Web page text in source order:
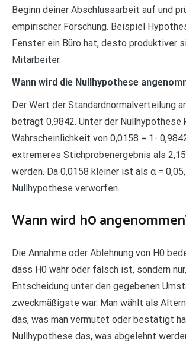
Beginn deiner Abschlussarbeit auf und
empirischer Forschung. Beispiel
Fenster ein Büro hat, desto produktiver
Mitarbeiter.
Wann wird die Nullhypothese
Der Wert der Standardnormalverteilung
beträgt 0,9842. Unter der Nullhypothese
Wahrscheinlichkeit von 0,0158 = 1-
extremeres Stichprobenergebnis als
werden. Da 0,0158 kleiner ist als α =
Nullhypothese verworfen.
Wann wird h0
Die Annahme oder Ablehnung von H0
dass H0 wahr oder falsch ist, sondern
Entscheidung unter den gegebenen
zweckmäßigste war. Man wählt als
das, was man vermutet oder bestätigt
Nullhypothese das, was abgelehnt